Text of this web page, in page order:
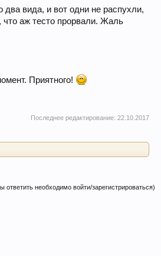
вида, и вот одни не распухли,
что аж тесто прорвали. Жаль
Приятного!
Последнее редактирование: 22.10.2017
ответить необходимо войти/зарегистрироваться)